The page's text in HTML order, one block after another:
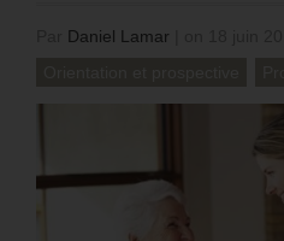
Daniel Lamar